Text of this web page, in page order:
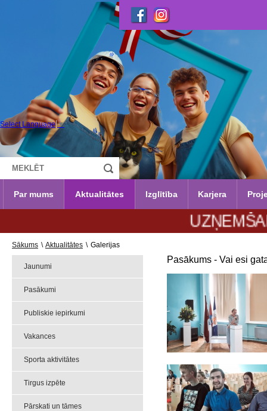
Select Language ▼
Par mums Aktualitātes Izglītība Karjera
Sākums \ Aktualitātes \ Galerijas
Jaunumi
Pasākumi
Publiskie iepirkumi
Vakances
Sporta aktivitātes
Tirgus izpēte
Pārskati un tāmes
Pasākums - Vai esi